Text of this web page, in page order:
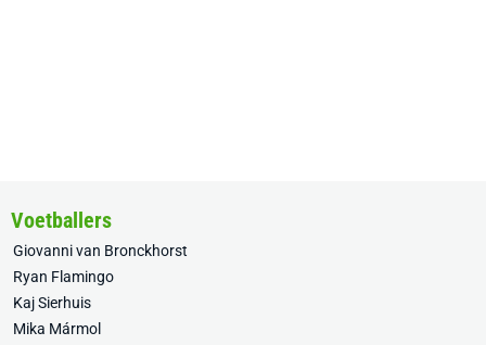
Voetballers
Giovanni van Bronckhorst
Ryan Flamingo
Kaj Sierhuis
Mika Mármol